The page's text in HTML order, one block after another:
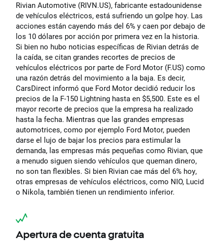
Rivian Automotive (RIVN.US), fabricante estadounidense
de vehículos eléctricos, está sufriendo un golpe hoy. Las
acciones están cayendo más del 6% y caen por debajo de
los 10 dólares por acción por primera vez en la historia.
Si bien no hubo noticias específicas de Rivian detrás de
la caída, se citan grandes recortes de precios de
vehículos eléctricos por parte de Ford Motor (F.US) como
una razón detrás del movimiento a la baja. Es decir,
CarsDirect informó que Ford Motor decidió reducir los
precios de la F-150 Lightning hasta en $5,500. Este es el
mayor recorte de precios que la empresa ha realizado
hasta la fecha. Mientras que las grandes empresas
automotrices, como por ejemplo Ford Motor, pueden
darse el lujo de bajar los precios para estimular la
demanda, las empresas más pequeñas como Rivian, que
a menudo siguen siendo vehículos que queman dinero,
no son tan flexibles. Si bien Rivian cae más del 6% hoy,
otras empresas de vehículos eléctricos, como NIO, Lucid
o Nikola, también tienen un rendimiento inferior.
Apertura de cuenta gratuita